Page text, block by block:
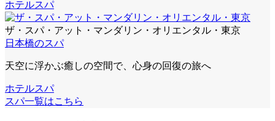
ホテルスパ
ザ・スパ・アット・マンダリン・オリエンタル・東京
日本橋のスパ
天空に浮かぶ癒しの空間で、心身の回復の旅へ
ホテルスパ
スパ一覧はこちら